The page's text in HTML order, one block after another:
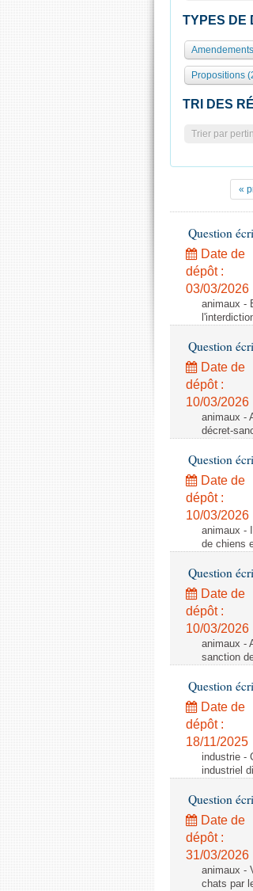
TYPES DE
Propositions
TRI DES
Trier par
«
Question
Date de
dépôt :
03/03/2026
animaux -
Question
Date de
dépôt :
10/03/2026
animaux -
décret-
Question
Date de
dépôt :
10/03/2026
animaux -
de chiens
Question
Date de
dépôt :
10/03/2026
animaux -
sanction
Question
Date de
dépôt :
18/11/2025
industrie -
industriel
Question
Date de
dépôt :
31/03/2026
animaux -
chats par